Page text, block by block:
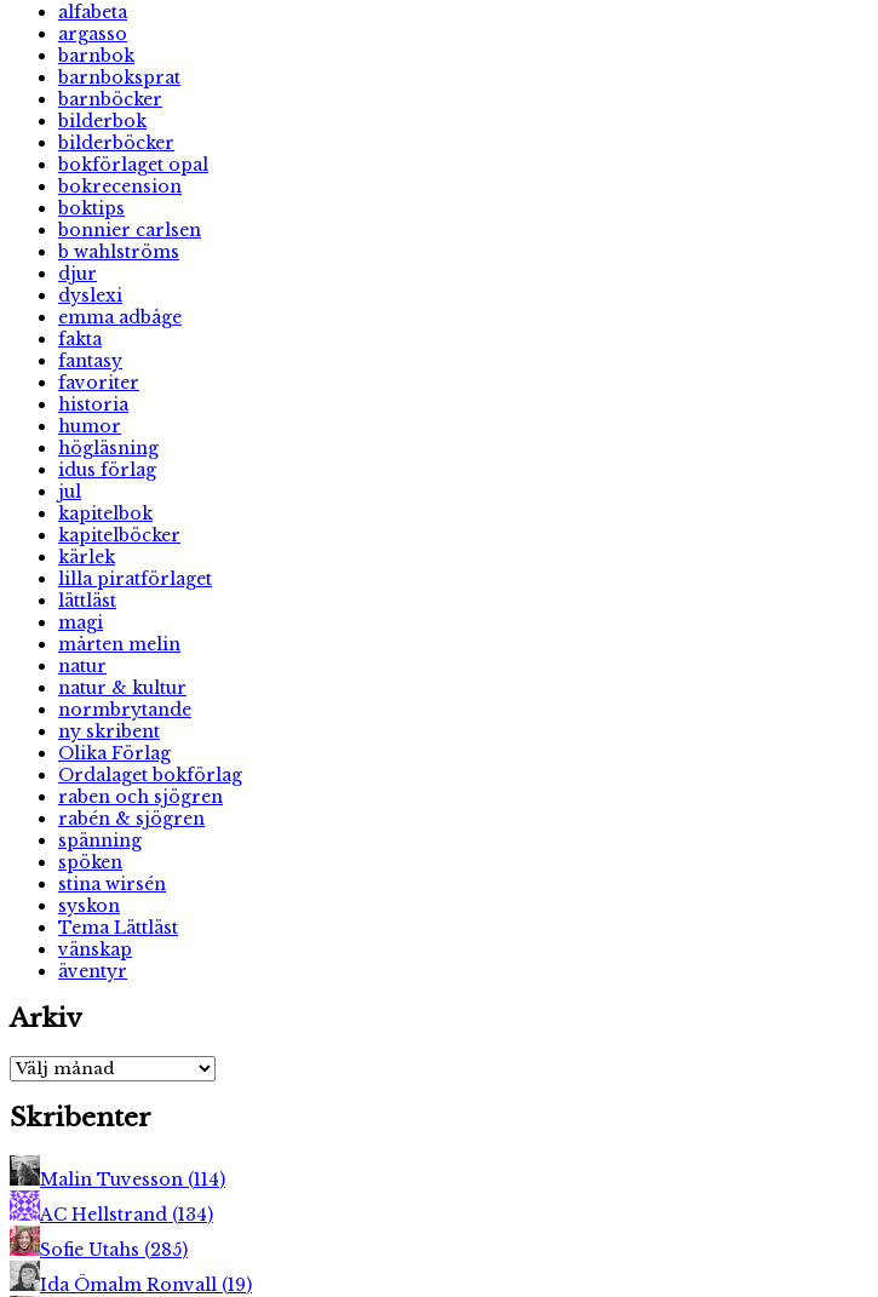
alfabeta
argasso
barnbok
barnboksprat
barnböcker
bilderbok
bilderböcker
bokförlaget opal
bokrecension
boktips
bonnier carlsen
b wahlströms
djur
dyslexi
emma adbåge
fakta
fantasy
favoriter
historia
humor
högläsning
idus förlag
jul
kapitelbok
kapitelböcker
kärlek
lilla piratförlaget
lättläst
magi
mårten melin
natur
natur & kultur
normbrytande
ny skribent
Olika Förlag
Ordalaget bokförlag
raben och sjögren
rabén & sjögren
spänning
spöken
stina wirsén
syskon
Tema Lättläst
vänskap
äventyr
Arkiv
Arkiv
Skribenter
Malin Tuvesson (114)
AC Hellstrand (134)
Sofie Utahs (285)
Ida Ömalm Ronvall (19)